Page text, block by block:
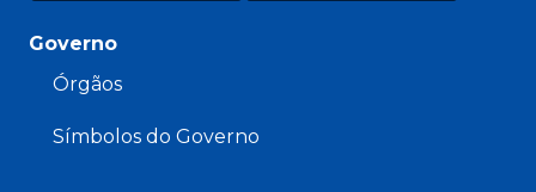
Governo
Órgãos
Símbolos do Governo